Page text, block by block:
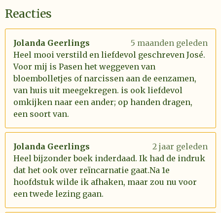
Reacties
Jolanda Geerlings
5 maanden geleden
Heel mooi verstild en liefdevol geschreven José.
Voor mij is Pasen het weggeven van
bloembolletjes of narcissen aan de eenzamen,
van huis uit meegekregen. is ook liefdevol
omkijken naar een ander; op handen dragen,
een soort van.
Jolanda Geerlings
2 jaar geleden
Heel bijzonder boek inderdaad. Ik had de indruk
dat het ook over reïncarnatie gaat.Na 1e
hoofdstuk wilde ik afhaken, maar zou nu voor
een twede lezing gaan.